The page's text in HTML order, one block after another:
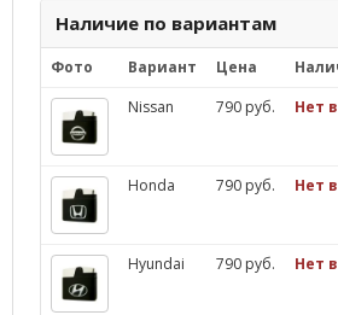
Наличие по вариантам
Фото Вариант Цена
Nissan
790 руб. Нет
Honda 790 руб. Нет
Hyundai 790 руб. Нет